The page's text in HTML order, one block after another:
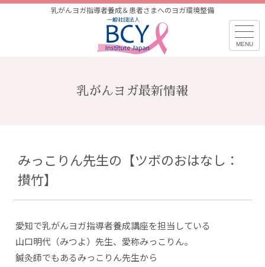
乳がんヨガ指導者養成＆患者さまへのヨガ環境整備
乳がんヨガ最新情報
みっこりん先生の【ツボのおはなし：
攅竹】
愛知で乳がんヨガ指導者養成講座を担当している
山口明代（みつよ）先生、愛称みっこりん。
鍼灸師でもあるみっこりん先生から